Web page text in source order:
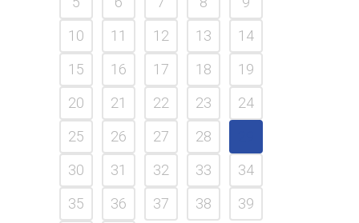
10
11 12 13
14
15
16 17 18
19
20
21 22 23
24
25
26 27 28
30
31 32 33
34
35
36 37 38
39